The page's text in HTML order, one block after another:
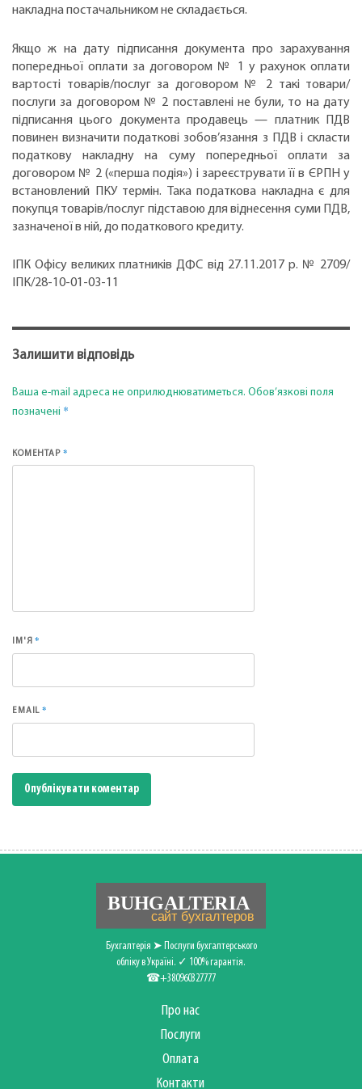
накладна постачальником не складається.
Якщо ж на дату підписання документа про зарахування
попередньої оплати за договором № 1 у рахунок оплати
вартості товарів/послуг за договором № 2 такі товари/
послуги за договором № 2 поставлені не були, то на дату
підписання цього документа продавець — платник ПДВ
повинен визначити податкові зобов’язання з ПДВ і скласти
податкову накладну на суму попередньої оплати за
договором № 2 («перша подія») і зареєструвати її в ЄРПН у
встановлений ПКУ термін. Така податкова накладна є для
покупця товарів/послуг підставою для віднесення суми ПДВ,
зазначеної в ній, до податкового кредиту.
ІПК Офісу великих платників ДФС від 27.11.2017 р. № 2709/
ІПК/28-10-01-03-11
Залишити відповідь
Ваша e-mail адреса не оприлюднюватиметься. Обов’язкові поля
позначені *
КОМЕНТАР *
ІМ'Я*
EMAIL*
Бухгалтерія ➤ Послуги бухгалтерського
обліку в Україні. ✓ 100% гарантія.
☎+380960327777
Про нас
Послуги
Оплата
Контакти